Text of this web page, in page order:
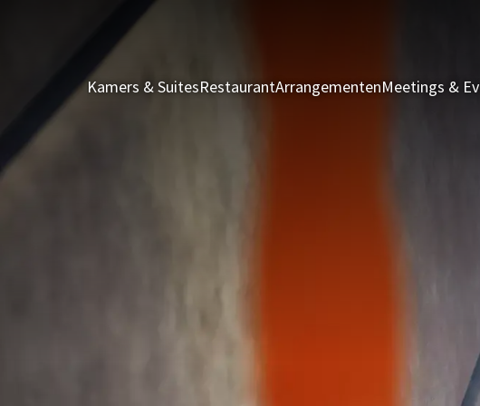
Kamers & SuitesRestaurantArrangementenMeetings &